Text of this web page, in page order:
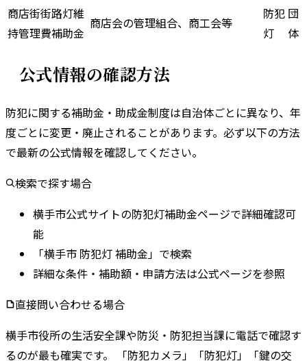
商店街街路灯維
持管理費補助金
商店会の管理組合、商工会等
防犯
灯
団
体
公式情報の確認方法
防犯に関する補助金・助成金制度は自治体ごとに異なり、年
度ごとに変更・廃止されることがあります。 必ず以下の方法
で最新の公式情報を確認してください。
検索で探す場合
横手市公式サイトの防犯灯補助金ページで詳細確認可
能
「横手市 防犯灯 補助金」で検索
詳細な条件・補助額・申請方法は公式ページを参照
直接問い合わせる場合
横手市役所の生活安全課や防災・防犯担当課に電話で確認す
るのが最も確実です。 「防犯カメラ」「防犯灯」「鍵の交